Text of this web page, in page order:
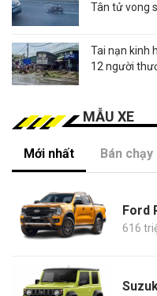
Tân tử vong
Tai nạn kinh
12 người
MẪU XE
Mới nhất Bán chạy
Ford
616